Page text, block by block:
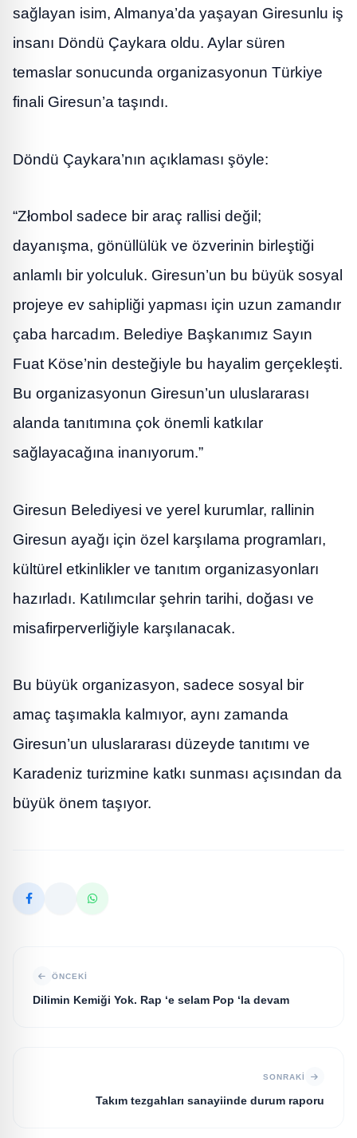
sağlayan isim, Almanya’da yaşayan Giresunlu iş
insanı Döndü Çaykara oldu. Aylar süren
temaslar sonucunda organizasyonun Türkiye
finali Giresun’a taşındı.
Döndü Çaykara’nın açıklaması şöyle:
“Złombol sadece bir araç rallisi değil;
dayanışma, gönüllülük ve özverinin birleştiği
anlamlı bir yolculuk. Giresun’un bu büyük sosyal
projeye ev sahipliği yapması için uzun zamandır
çaba harcadım. Belediye Başkanımız Sayın
Fuat Köse’nin desteğiyle bu hayalim gerçekleşti.
Bu organizasyonun Giresun’un uluslararası
alanda tanıtımına çok önemli katkılar
sağlayacağına inanıyorum.”
Giresun Belediyesi ve yerel kurumlar, rallinin
Giresun ayağı için özel karşılama programları,
kültürel etkinlikler ve tanıtım organizasyonları
hazırladı. Katılımcılar şehrin tarihi, doğası ve
misafirperverliğiyle karşılanacak.
Bu büyük organizasyon, sadece sosyal bir
amaç taşımakla kalmıyor, aynı zamanda
Giresun’un uluslararası düzeyde tanıtımı ve
Karadeniz turizmine katkı sunması açısından da
büyük önem taşıyor.
ÖNCEKI
Dilimin Kemiği Yok. Rap ‘e selam Pop ‘la devam
SONRAKI
Takım tezgahları sanayiinde durum raporu